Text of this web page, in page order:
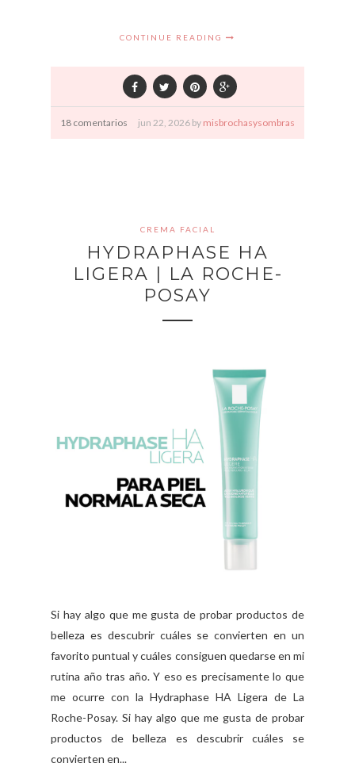
CONTINUE READING
18 comentarios jun 22, 2026 by misbrochasysombras
CREMA FACIAL
HYDRAPHASE HA
LIGERA | LA ROCHE-
POSAY
Si hay algo que me gusta de probar productos de
belleza es descubrir cuáles se convierten en un
favorito puntual y cuáles consiguen quedarse en mi
rutina año tras año. Y eso es precisamente lo que
me ocurre con la Hydraphase HA Ligera de La
Roche-Posay. Si hay algo que me gusta de probar
productos de belleza es descubrir cuáles se
convierten en...